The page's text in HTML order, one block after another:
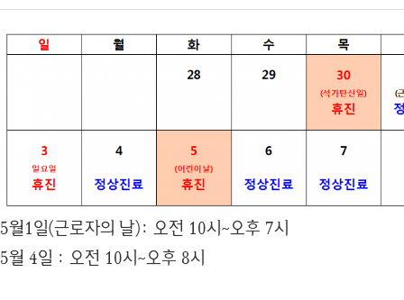
5월1일(근로자의 날): 오전 10시~오후 7시
5월 4일 : 오전 10시~오후 8시